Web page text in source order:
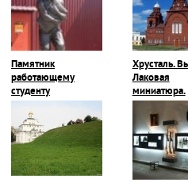
Памятник
работающему
студенту
Хрусталь.
Лаковая
миниатюра.